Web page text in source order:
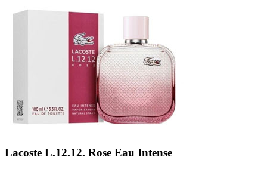
Lacoste L.12.12. Rose Eau Intense